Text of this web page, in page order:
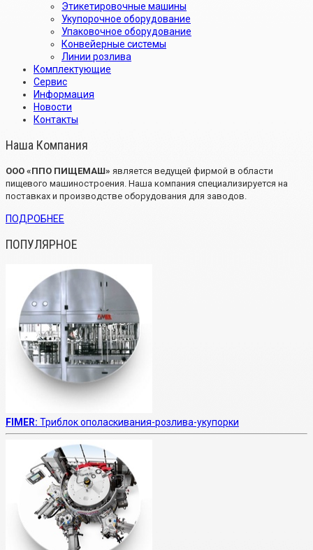
Этикетировочные машины
Укупорочное оборудование
Упаковочное оборудование
Конвейерные системы
Линии розлива
Комплектующие
Сервис
Информация
Новости
Контакты
Наша Компания
OOO «ППО ПИЩЕМАШ» является ведущей фирмой в области
пищевого машиностроения. Наша компания специализируется на
поставках и производстве оборудования для заводов.
ПОДРОБНЕЕ
ПОПУЛЯРНОЕ
FIMER: Триблок ополаскивания-розлива-укупорки